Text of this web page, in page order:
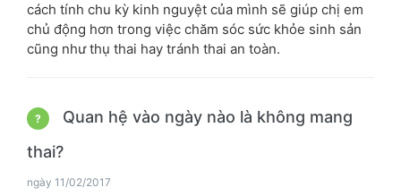
cách tính chu kỳ kinh nguyệt của mình sẽ giúp chị em
chủ động hơn trong việc chăm sóc sức khỏe sinh sản
cũng như thụ thai hay tránh thai an toàn.
?
Quan hệ vào ngày nào là không mang
thai?
ngày 11/02/2017